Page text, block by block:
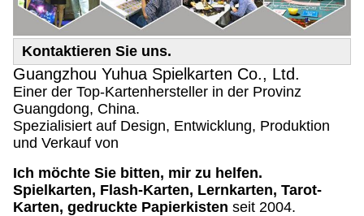
Kontaktieren Sie uns.
Guangzhou Yuhua Spielkarten Co., Ltd.
Einer der Top-Kartenhersteller in der Provinz
Guangdong, China.
Spezialisiert auf Design, Entwicklung, Produktion
und Verkauf von
Ich möchte Sie bitten, mir zu helfen.
Spielkarten, Flash-Karten, Lernkarten, Tarot-
Karten, gedruckte Papierkisten seit 2004.